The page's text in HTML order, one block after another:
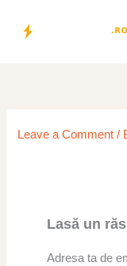
content
Leave a Comment /
Lasă un
Adresa ta de